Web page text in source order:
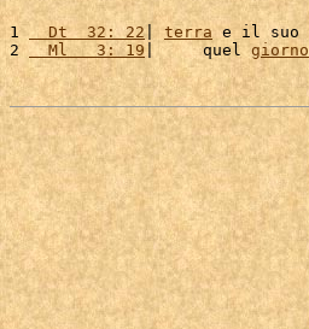
1
  Dt  32: 22
| terra e il suo
2
  Ml   3: 19
|     quel giorno